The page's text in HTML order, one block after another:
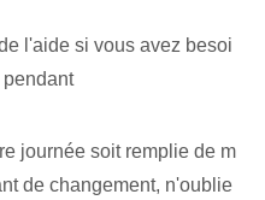
l'aide si vous avez besoi
journée soit remplie de m
de changement, n'oublie